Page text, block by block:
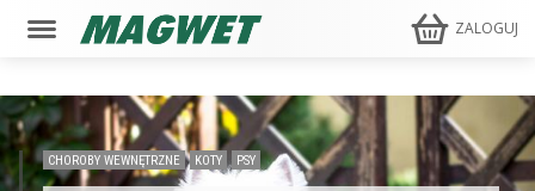
ZALOGUJ
CHOROBY WEWNĘTRZNE KOTY PSY